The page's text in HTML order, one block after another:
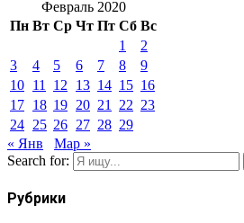
Февраль 2020
Пн Вт Ср Чт Пт Сб Вс
1
2
3
4 5 6 7 8
9
10 11 12 13 14 15 16
17 18 19 20 21 22 23
24 25 26 27 28 29
« Янв
Мар »
Search for:
Рубрики